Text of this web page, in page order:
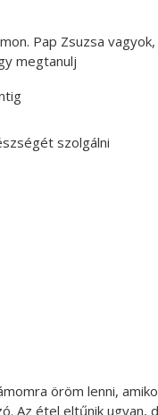
Pap Zsuzsa
megtanulj
szolgálni
öröm lenni,
Az étel eltűnik